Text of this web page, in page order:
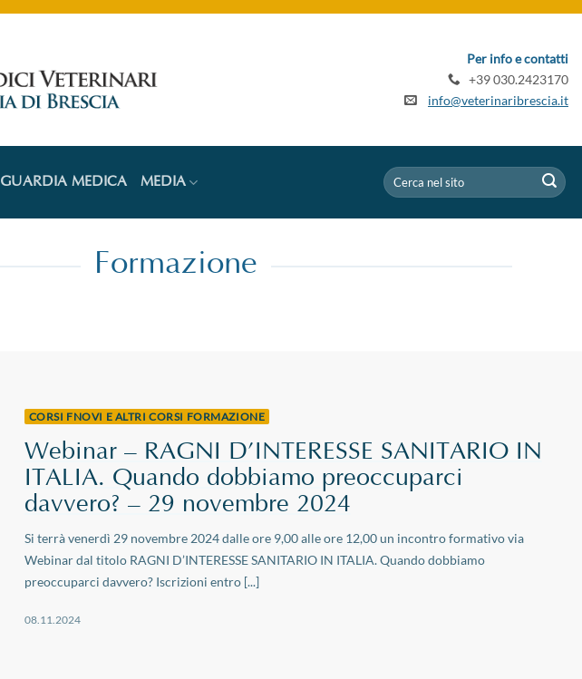
Per info e contatti
+39 030.2423170
info@veterinaribrescia.it
GUARDIA MEDICA MEDIA
Formazione
CORSI FNOVI E ALTRI CORSI FORMAZIONE
Webinar – RAGNI D’INTERESSE SANITARIO IN
ITALIA. Quando dobbiamo preoccuparci
davvero? – 29 novembre 2024
Si terrà venerdì 29 novembre 2024 dalle ore 9,00 alle ore 12,00 un incontro formativo via
Webinar dal titolo RAGNI D’INTERESSE SANITARIO IN ITALIA. Quando dobbiamo
preoccuparci davvero? Iscrizioni entro [...]
08.11.2024